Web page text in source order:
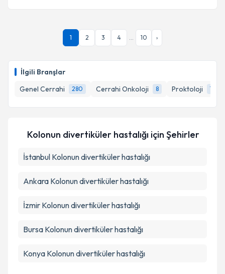
İlgili Branşlar
Genel Cerrahi
280 Cerrahi Onkoloji 8 Proktoloji 7
1 2 3 4 ... 10 ›
Kolonun divertiküler hastalığı için Şehirler
İstanbul Kolonun divertiküler hastalığı
Ankara Kolonun divertiküler hastalığı
İzmir Kolonun divertiküler hastalığı
Bursa Kolonun divertiküler hastalığı
Konya Kolonun divertiküler hastalığı